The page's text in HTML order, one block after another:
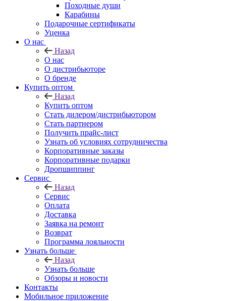
Походные души
Карабины
Подарочные сертификаты
Уценка
О нас
Назад
О нас
О дистрибьюторе
О бренде
Купить оптом
Назад
Купить оптом
Стать дилером/дистрибьютором
Стать партнером
Получить прайс-лист
Узнать об условиях сотрудничества
Корпоративные заказы
Корпоративные подарки
Дропшиппинг
Сервис
Назад
Сервис
Оплата
Доставка
Заявка на ремонт
Возврат
Программа лояльности
Узнать больше
Назад
Узнать больше
Обзоры и новости
Контакты
Мобильное приложение